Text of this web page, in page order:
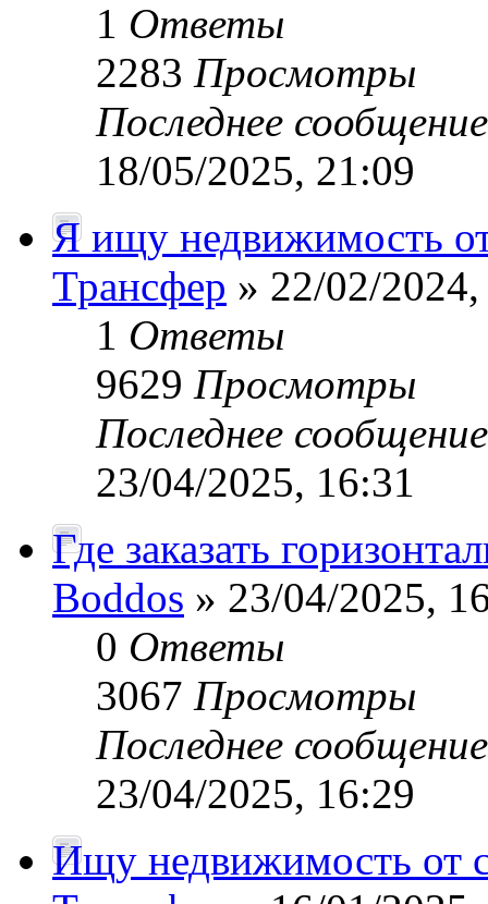
1 Ответы
2283 Просмотры
Последнее
18/05/2025, 21:09
Я ищу недвижимость
Трансфер » 22/02/
1 Ответы
9629 Просмотры
Последнее
23/04/2025, 16:31
Где заказать
Boddos » 23/04/2025,
0 Ответы
3067 Просмотры
Последнее
23/04/2025, 16:29
Ищу недвижимость от